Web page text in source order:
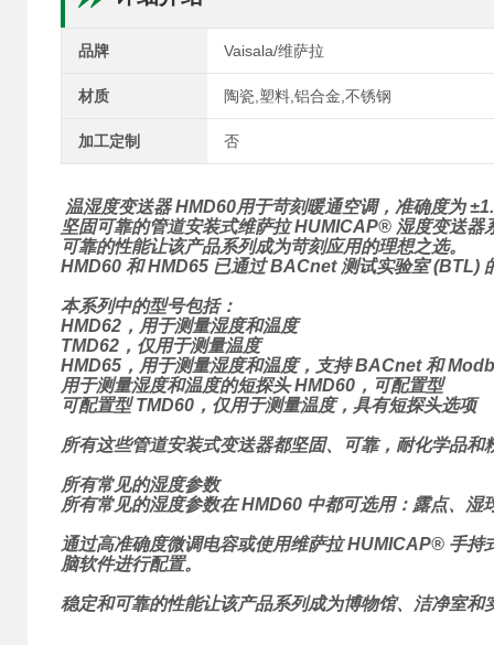
品牌 Vaisala/维萨拉
材质 陶瓷,塑料,铝合金,不锈钢
加工定制 否
温湿度变送器HMD60用于苛刻暖通空调，准确度为
坚固可靠的管道安装式维萨拉 HUMICAP® 湿度变送
可靠的性能让该产品系列成为苛刻应用的理想之选。
HMD60 和 HMD65 已通过 BACnet 测试实验室 (BTL)
本系列中的型号包括：
HMD62，用于测量湿度和温度
TMD62，仅用于测量温度
HMD65，用于测量湿度和温度，支持 BACnet 和
用于测量湿度和温度的短探头 HMD60，可配置型
可配置型 TMD60，仅用于测量温度，具有短探头选项
所有这些管道安装式变送器都坚固、可靠，耐化学品
所有常见的湿度参数
所有常见的湿度参数在 HMD60 中都可选用：露点、
通过高准确度微调电容或使用维萨拉 HUMICAP® 手
脑软件进行配置。
稳定和可靠的性能让该产品系列成为博物馆、洁净室